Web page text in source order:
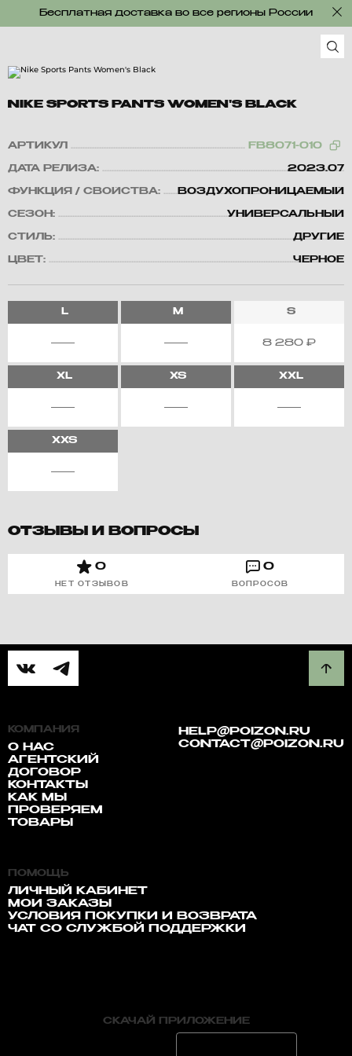
Бесплатная доставка во все регионы России
NIKE SPORTS PANTS WOMEN'S BLACK
АРТИКУЛ FB8071-010
ДАТА РЕЛИЗА: 2023.07
ФУНКЦИЯ / СВОЙСТВА: ВОЗДУХОПРОНИЦАЕМЫЙ
СЕЗОН: УНИВЕРСАЛЬНЫЙ
СТИЛЬ: ДРУГИЕ
ЦВЕТ: ЧЕРНОЕ
L M S
8 280 ₽
XL XS XXL
XXS
ОТЗЫВЫ И ВОПРОСЫ
0
НЕТ ОТЗЫВОВ
0
ВОПРОСОВ
КОМПАНИЯ
О НАС
АГЕНТСКИЙ
ДОГОВОР
КОНТАКТЫ
КАК МЫ
ПРОВЕРЯЕМ
ТОВАРЫ
HELP@POIZON.RU
CONTACT@POIZON.RU
ПОМОЩЬ
ЛИЧНЫЙ КАБИНЕТ
МОИ ЗАКАЗЫ
УСЛОВИЯ ПОКУПКИ И ВОЗВРАТА
ЧАТ СО СЛУЖБОЙ ПОДДЕРЖКИ
СКАЧАЙ ПРИЛОЖЕНИЕ